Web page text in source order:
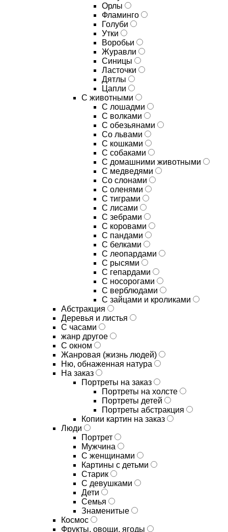
Орлы
Фламинго
Голуби
Утки
Воробьи
Журавли
Синицы
Ласточки
Дятлы
Цапли
С животными
С лошадми
С волками
С обезьянами
Со львами
С кошками
С собаками
С домашними животными
С медведями
Со слонами
С оленями
С тиграми
С лисами
С зебрами
С коровами
С пандами
С белками
С леопардами
С рысями
С гепардами
С носорогами
С верблюдами
С зайцами и кроликами
Абстракция
Деревья и листья
С часами
жанр другое
С окном
Жанровая (жизнь людей)
Ню, обнаженная натура
На заказ
Портреты на заказ
Портреты на холсте
Портреты детей
Портреты абстракция
Копии картин на заказ
Люди
Портрет
Мужчина
С женщинами
Картины с детьми
Старик
С девушками
Дети
Семья
Знаменитые
Космос
Фрукты, овощи, ягоды